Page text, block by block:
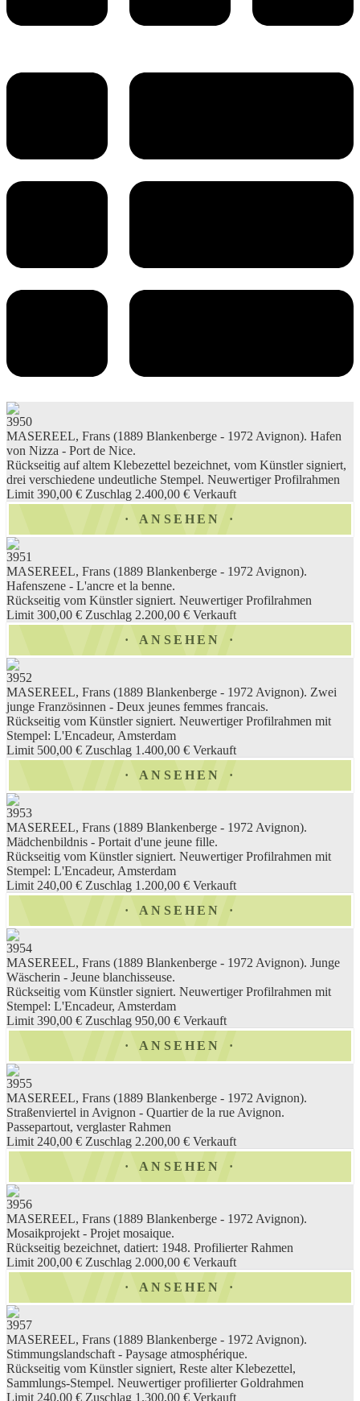
3950
MASEREEL, Frans (1889 Blankenberge - 1972 Avignon). Hafen
von Nizza - Port de Nice.
Rückseitig auf altem Klebezettel bezeichnet, vom Künstler signiert,
drei verschiedene undeutliche Stempel. Neuwertiger Profilrahmen
Limit 390,00 € Zuschlag 2.400,00 € Verkauft
ANSEHEN
3951
MASEREEL, Frans (1889 Blankenberge - 1972 Avignon).
Hafenszene - L'ancre et la benne.
Rückseitig vom Künstler signiert. Neuwertiger Profilrahmen
Limit 300,00 € Zuschlag 2.200,00 € Verkauft
ANSEHEN
3952
MASEREEL, Frans (1889 Blankenberge - 1972 Avignon). Zwei
junge Französinnen - Deux jeunes femmes francais.
Rückseitig vom Künstler signiert. Neuwertiger Profilrahmen mit
Stempel: L'Encadeur, Amsterdam
Limit 500,00 € Zuschlag 1.400,00 € Verkauft
ANSEHEN
3953
MASEREEL, Frans (1889 Blankenberge - 1972 Avignon).
Mädchenbildnis - Portait d'une jeune fille.
Rückseitig vom Künstler signiert. Neuwertiger Profilrahmen mit
Stempel: L'Encadeur, Amsterdam
Limit 240,00 € Zuschlag 1.200,00 € Verkauft
ANSEHEN
3954
MASEREEL, Frans (1889 Blankenberge - 1972 Avignon). Junge
Wäscherin - Jeune blanchisseuse.
Rückseitig vom Künstler signiert. Neuwertiger Profilrahmen mit
Stempel: L'Encadeur, Amsterdam
Limit 390,00 € Zuschlag 950,00 € Verkauft
ANSEHEN
3955
MASEREEL, Frans (1889 Blankenberge - 1972 Avignon).
Straßenviertel in Avignon - Quartier de la rue Avignon.
Passepartout, verglaster Rahmen
Limit 240,00 € Zuschlag 2.200,00 € Verkauft
ANSEHEN
3956
MASEREEL, Frans (1889 Blankenberge - 1972 Avignon).
Mosaikprojekt - Projet mosaique.
Rückseitig bezeichnet, datiert: 1948. Profilierter Rahmen
Limit 200,00 € Zuschlag 2.000,00 € Verkauft
ANSEHEN
3957
MASEREEL, Frans (1889 Blankenberge - 1972 Avignon).
Stimmungslandschaft - Paysage atmosphérique.
Rückseitig vom Künstler signiert, Reste alter Klebezettel,
Sammlungs-Stempel. Neuwertiger profilierter Goldrahmen
Limit 240,00 € Zuschlag 1.300,00 € Verkauft